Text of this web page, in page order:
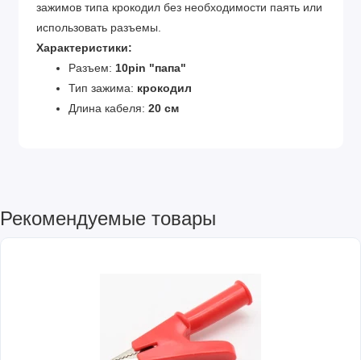
зажимов типа крокодил без необходимости паять или
использовать разъемы.
Характеристики:
Разъем: 10pin "папа"
Тип зажима: крокодил
Длина кабеля: 20 см
Рекомендуемые товары